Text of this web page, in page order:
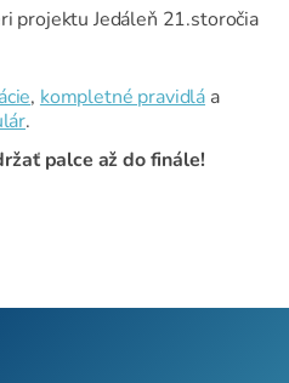
projektu Jedáleň 21.storočia
, kompletné pravidlá a
.
palce až do finále!